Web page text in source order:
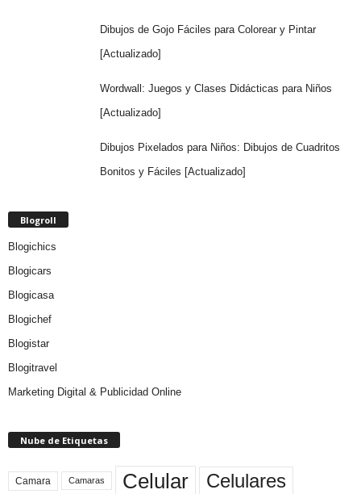
Dibujos de Gojo Fáciles para Colorear y Pintar
[Actualizado]
Wordwall: Juegos y Clases Didácticas para Niños
[Actualizado]
Dibujos Pixelados para Niños: Dibujos de Cuadritos
Bonitos y Fáciles [Actualizado]
Blogroll
Blogichics
Blogicars
Blogicasa
Blogichef
Blogistar
Blogitravel
Marketing Digital & Publicidad Online
Nube de Etiquetas
Camara Camaras Celular Celulares